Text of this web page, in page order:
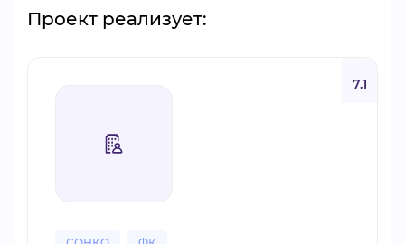
Проект реализует:
7.1